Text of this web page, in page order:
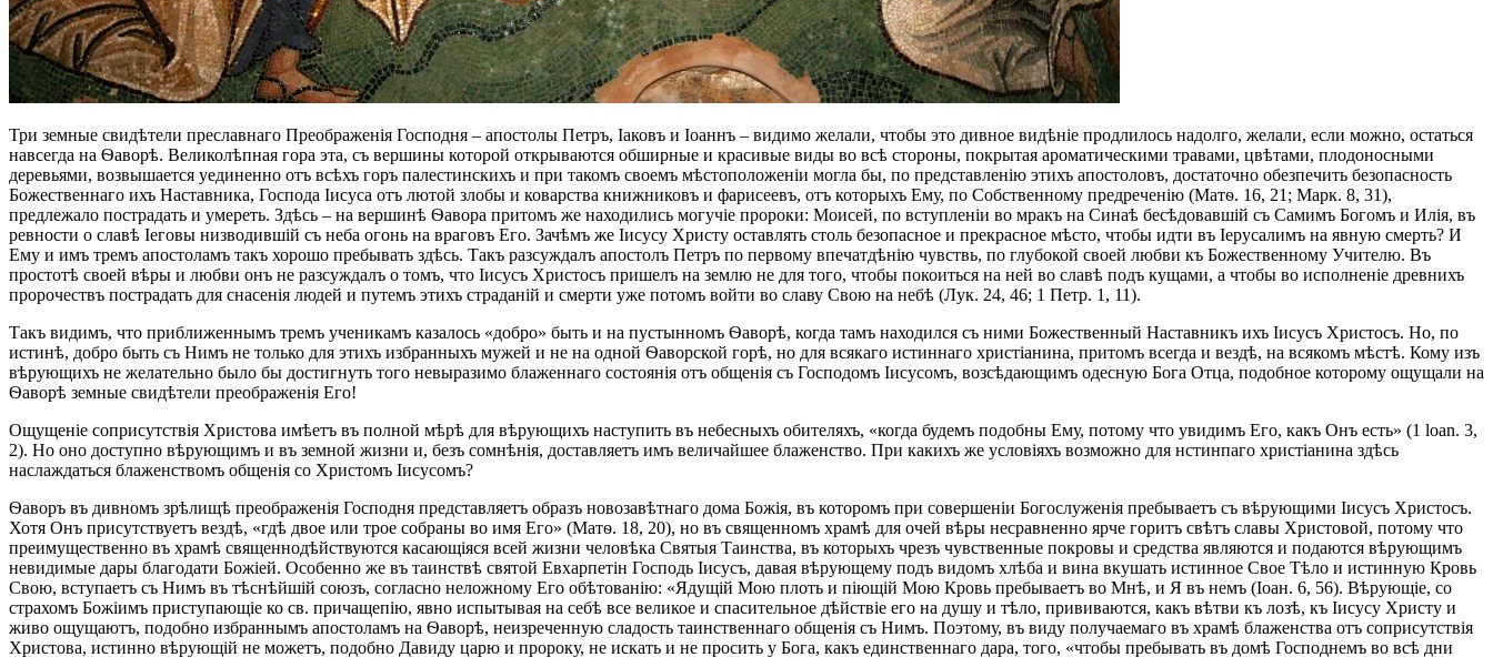
Три земные свидѣтели преславнаго Преображенія Господня – апостолы Петръ, Іаковъ и Іоаннъ – видимо желали, чтобы это дивное видѣніе продлилось надолго, желали, если можно, остаться
навсегда на Ѳаворѣ. Великолѣпная гора эта, съ вершины которой открываются обширные и красивые виды во всѣ стороны, покрытая ароматическими травами, цвѣтами, плодоносными
деревьями, возвышается уединенно отъ всѣхъ горъ палестинскихъ и при такомъ своемъ мѣстоположеніи могла бы, по представленію этихъ апостоловъ, достаточно обезпечить безопасность
Божественнаго ихъ Наставника, Господа Іисуса отъ лютой злобы и коварства книжниковъ и фарисеевъ, отъ которыхъ Ему, по Собственному предреченію (Матѳ. 16, 21; Марк. 8, 31),
предлежало пострадать и умереть. Здѣсь – на вершинѣ Ѳавора притомъ же находились могучіе пророки: Моисей, по вступленіи во мракъ на Синаѣ бесѣдовавшій съ Самимъ Богомъ и Илія, въ
ревности о славѣ Іеговы низводившій съ неба огонь на враговъ Его. Зачѣмъ же Іисусу Христу оставлять столь безопасное и прекрасное мѣсто, чтобы идти въ Іерусалимъ на явную смерть? И
Ему и имъ тремъ апостоламъ такъ хорошо пребывать здѣсь. Такъ разсуждалъ апостолъ Петръ по первому впечатдѣнію чувствь, по глубокой своей любви къ Божественному Учителю. Въ
простотѣ своей вѣры и любви онъ не разсуждалъ о томъ, что Іисусъ Христосъ пришелъ на землю не для того, чтобы покоиться на ней во славѣ подъ кущами, а чтобы во исполненіе древнихъ
пророчествъ пострадать для снасенія людей и путемъ этихъ страданій и смерти уже потомъ войти во славу Свою на небѣ (Лук. 24, 46; 1 Петр. 1, 11).
Такъ видимъ, что приближеннымъ тремъ ученикамъ казалось «добро» быть и на пустынномъ Ѳаворѣ, когда тамъ находился съ ними Божественный Наставникъ ихъ Іисусъ Христосъ. Но, по
истинѣ, добро быть съ Нимъ не только для этихъ избранныхъ мужей и не на одной Ѳаворской горѣ, но для всякаго истиннаго христіанина, притомъ всегда и вездѣ, на всякомъ мѣстѣ. Кому изъ
вѣрующихъ не желательно было бы достигнуть того невыразимо блаженнаго состоянія отъ общенія съ Господомъ Іисусомъ, возсѣдающимъ одесную Бога Отца, подобное которому ощущали на
Ѳаворѣ земные свидѣтели преображенія Его!
Ощущеніе соприсутствія Христова имѣетъ въ полной мѣрѣ для вѣрующихъ наступить въ небесныхъ обителяхъ, «когда будемъ подобны Ему, потому что увидимъ Его, какъ Онъ есть» (1 loan. 3,
2). Но оно доступно вѣрующимъ и въ земной жизни и, безъ сомнѣнія, доставляетъ имъ величайшее блаженство. При какихъ же условіяхъ возможно для нстинпаго христіанина здѣсь
наслаждаться блаженствомъ общенія со Христомъ Іисусомъ?
Ѳаворъ въ дивномъ зрѣлищѣ преображенія Господня представляетъ образъ новозавѣтнаго дома Божія, въ которомъ при совершеніи Богослуженія пребываетъ съ вѣрующими Іисусъ Христосъ.
Хотя Онъ присутствуетъ вездѣ, «гдѣ двое или трое собраны во имя Его» (Матѳ. 18, 20), но въ священномъ храмѣ для очей вѣры несравненно ярче горитъ свѣтъ славы Христовой, потому что
преимущественно въ храмѣ священнодѣйствуются касающіяся всей жизни человѣка Святыя Таинства, въ которыхъ чрезъ чувственные покровы и средства являются и подаются вѣрующимъ
невидимые дары благодати Божіей. Особенно же въ таинствѣ святой Евхарпетін Господь Іисусъ, давая вѣрующему подъ видомъ хлѣба и вина вкушать истинное Свое Тѣло и истинную Кровь
Свою, вступаетъ съ Нимъ въ тѣснѣйшій союзъ, согласно неложному Его обѣтованію: «Ядущій Мою плоть и піющій Мою Кровь пребываетъ во Мнѣ, и Я въ немъ (Іоан. 6, 56). Вѣрующіе, со
страхомъ Божіимъ приступающіе ко св. причащепію, явно испытывая на себѣ все великое и спасительное дѣйствіе его на душу и тѣло, прививаются, какъ вѣтви къ лозѣ, къ Іисусу Христу и
живо ощущаютъ, подобно избраннымъ апостоламъ на Ѳаворѣ, неизреченную сладость таинственнаго общенія съ Нимъ. Поэтому, въ виду получаемаго въ храмѣ блаженства отъ соприсутствія
Христова, истинно вѣрующій не можетъ, подобно Давиду царю и пророку, не искать и не просить у Бога, какъ единственнаго дара, того, «чтобы пребывать въ домѣ Господнемъ во всѣ дни